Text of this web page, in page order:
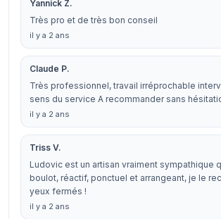
Yannick Z.
Très pro et de très bon conseil
il y a 2 ans
Claude P.
Très professionnel, travail irréprochable
sens du service A recommander sans
il y a 2 ans
Triss V.
Ludovic est un artisan vraiment sympathique
boulot, réactif, ponctuel et arrangeant, je le
yeux fermés !
il y a 2 ans